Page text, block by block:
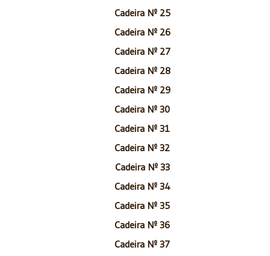
Cadeira Nº 25
Cadeira Nº 26
Cadeira Nº 27
Cadeira Nº 28
Cadeira Nº 29
Cadeira Nº 30
Cadeira Nº 31
Cadeira Nº 32
Cadeira Nº 33
Cadeira Nº 34
Cadeira Nº 35
Cadeira Nº 36
Cadeira Nº 37